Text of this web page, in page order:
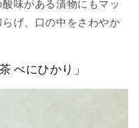
味がある漬物にもマッ
げ、口の中をさわやか
べにひかり」